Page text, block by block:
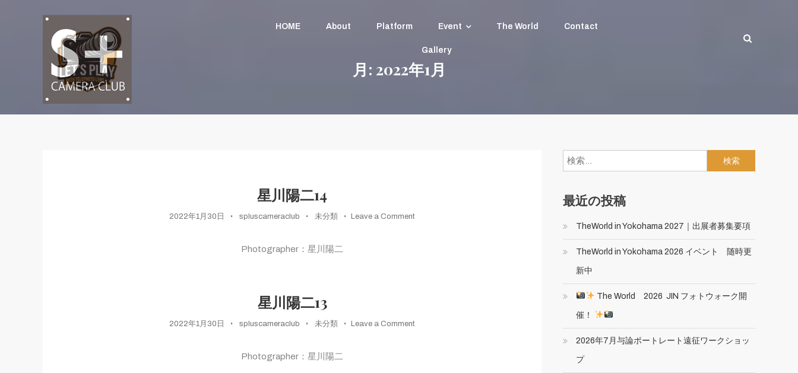
S+CAMERACLUB × 望遠レンズで遊ぼう
HOME About Platform Event The World Contact
Gallery
月: 2022年1月
星川陽二14
2022年1月30日 spluscameraclub 未分類 Leave a Comment
Photographer：星川陽二
星川陽二13
2022年1月30日 spluscameraclub 未分類 Leave a Comment
Photographer：星川陽二
索:
最近の投稿
TheWorld in Yokohama 2027｜出展者募集要項
TheWorld in Yokohama 2026 イベント 随時更
新中
The World 2026 JIN フォトウォーク開
催！
2026年7月与論ポートレート遠征ワークショッ
プ